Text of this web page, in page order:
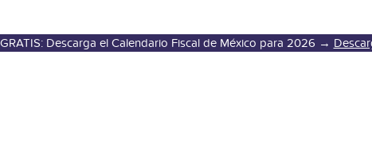
GRATIS: Descarga el Calendario Fiscal de México para 2026 →